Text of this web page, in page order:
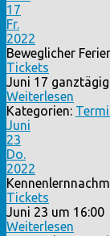
17
Fr.
2022
Beweglicher
Tickets
Juni 17 ganztägig
Weiterlesen
Kategorien:
Juni
23
Do.
2022
Tickets
Juni 23 um 16:00
Weiterlesen